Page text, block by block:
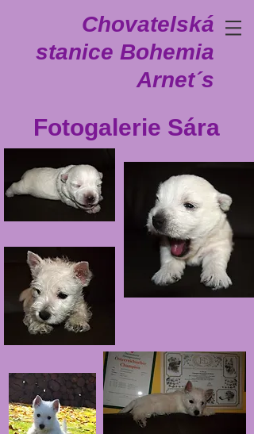
Chovatelská
stanice Bohemia
Arnet´s
Fotogalerie Sára